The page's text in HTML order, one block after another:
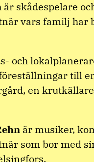
är skådespelare
vars familj har
och
till
en
är musiker,
som bor med